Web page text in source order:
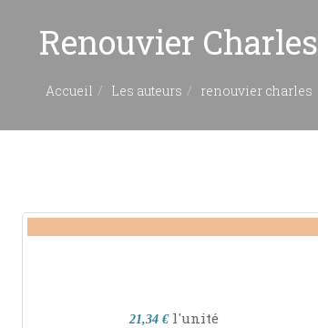
Renouvier Charles
Accueil Les auteurs renouvier charles
21,34 € l'unité